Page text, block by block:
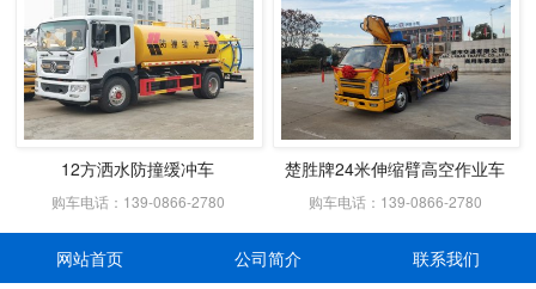
12方洒水防撞缓冲车
购车电话：139-0866-2780
楚胜牌24米伸缩臂高空作业车
购车电话：139-0866-2780
网站首页 公司简介 联系我们